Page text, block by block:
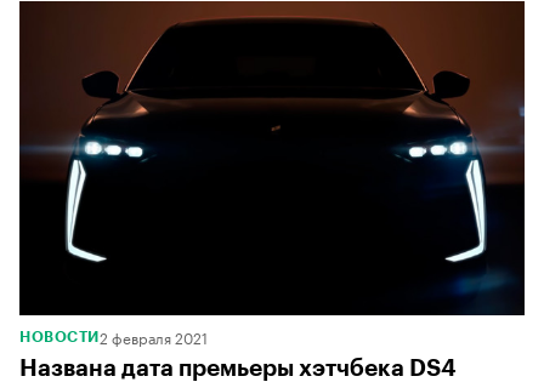
НОВОСТИ 2 февраля 2021
Названа дата премьеры хэтчбека DS4